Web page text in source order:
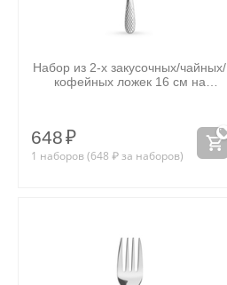
Набор из 2-х закусочных/чайных/
кофейных ложек 16 см на
648₽
1 наборов (648 ₽за наборов)